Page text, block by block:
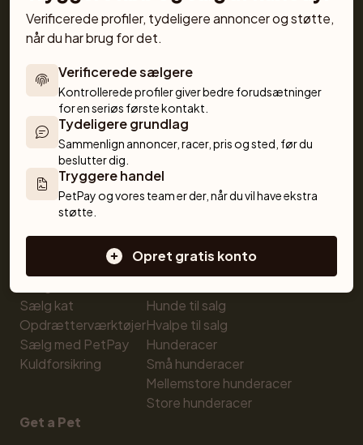
grundlæggende lydighed til træning og pleje.
Sammen gør vi det nemt og sjovt at få kæledyr!
For købere
Køb kæledyr trygt
Køb med PetPay
Kæledyrsforsikring
Hunderaseksperten
Sælg kat
Opdrætterværktøjer
Sælg med PetPay
Kuldforsikring
Katte
Købe kat
Katte til salg
Katteracer
Hunde
Hunde til salg
Hvalpe til salg
Hunderacer
Små hunderacer
Mellemstore hunderacer
Store hunderacer
Get a Pet
Verificerede profiler, tydeligere annoncer og støtte,
når du har brug for det.
Verificerede sælgere
Kontrollerede profiler giver bedre forudsætninger
for en seriøs første kontakt.
Tydeligere grundlag
Sammenlign annoncer, racer, pris og sted, før du
beslutter dig.
Tryggere handel
PetPay og vores team er der, når du vil have ekstra
støtte.
Opret gratis konto